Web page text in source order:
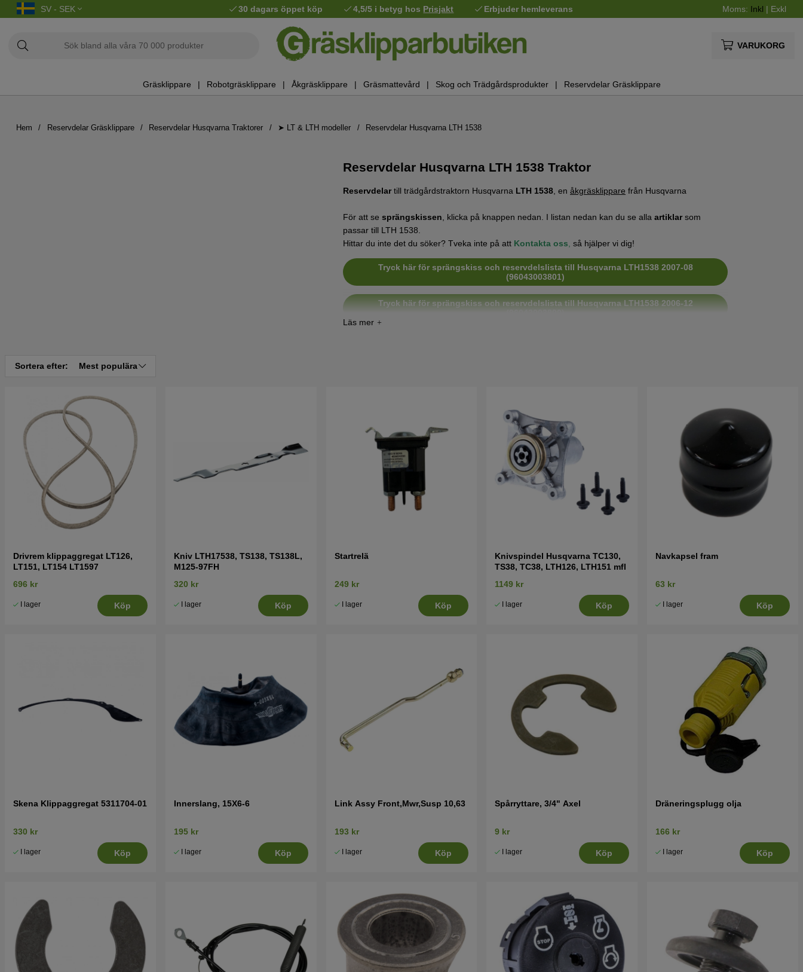
SV - SEK 30 dagars öppet köp 4,5/5 i betyg hos Prisjakt Erbjuder hemleverans Moms: Inkl | Exkl
VARUKORG
Gräsklippare Robotgräsklippare Åkgräsklippare Gräsmattevård Skog och Trädgårdsprodukter Reservdelar Gräsklippare
Hem Reservdelar Gräsklippare Reservdelar Husqvarna Traktorer ➤ LT & LTH modeller Reservdelar Husqvarna LTH 1538
Reservdelar Husqvarna LTH 1538 Traktor
Reservdelartill trädgårdstraktorn Husqvarna LTH 1538, en åkgräsklippare från Husqvarna
För att se sprängskissen, klicka på knappen nedan. I listan nedan kan du se alla artiklarsom
passar till LTH 1538.
Hittar du inte det du söker? Tveka inte på att Kontakta oss, så hjälper vi dig!
Tryck här för sprängskiss och reservdelslista till Husqvarna LTH1538 2007-08
(96043003801)
Tryck här för sprängskiss och reservdelslista till Husqvarna LTH1538 2006-12
Sortera efter: Mest populära
Drivrem klippaggregat LT126,
LT151, LT154 LT1597
696 kr
I lager Köp
Kniv LTH17538, TS138, TS138L,
M125-97FH
320 kr
I lager Köp
Startrelä
249 kr
I lager Köp
Knivspindel Husqvarna TC130,
TS38, TC38, LTH126, LTH151 mfl
1149 kr
I lager Köp
Navkapsel fram
63 kr
I lager Köp
Skena Klippaggregat 5311704-01
330 kr
I lager Köp
Innerslang, 15X6-6
195 kr
I lager Köp
Link Assy Front,Mwr,Susp 10,63
193 kr
I lager Köp
Spårryttare, 3/4" Axel
9 kr
I lager Köp
Dräneringsplugg olja
166 kr
I lager Köp